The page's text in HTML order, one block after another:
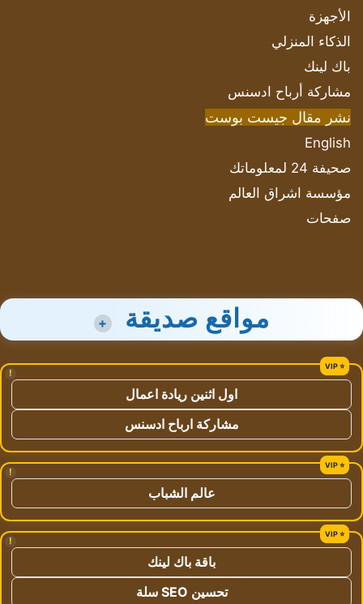
الأجهزة
الذكاء المنزلي
باك لينك
مشاركة أرباح ادسنس
نشر مقال جيست بوست
English
صحيفة 24 لمعلوماتك
مؤسسة اشراق العالم
صفحات
مواقع صديقة +
!
اول اثنين ريادة اعمال
مشاركة ارباح ادسنس
!
عالم الشباب
!
باقة باك لينك
تحسين SEO سلة